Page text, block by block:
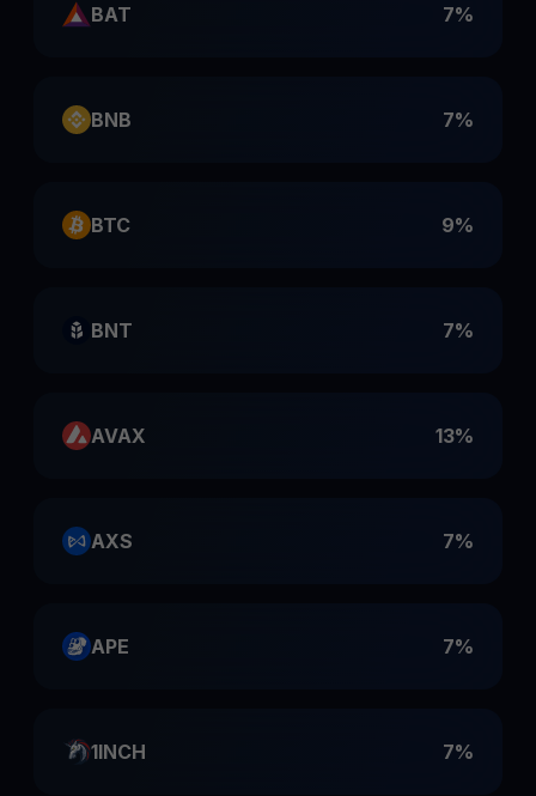
BAT 7%
BNB 7%
BTC 9%
BNT 7%
AVAX 13%
AXS 7%
APE 7%
1INCH 7%